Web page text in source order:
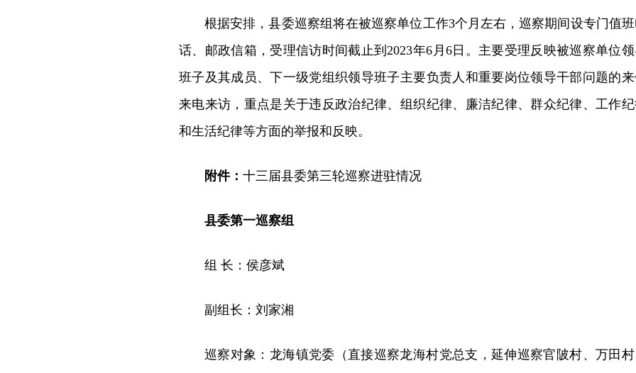
根据安排，县委巡察组将在被巡察单位工作3个月左右，巡察期间设专门值
话、邮政信箱，受理信访时间截止到2023年6月6日。主要受理反映被巡察单位
班子及其成员、下一级党组织领导班子主要负责人和重要岗位领导干部问题的
来电来访，重点是关于违反政治纪律、组织纪律、廉洁纪律、群众纪律、工作
和生活纪律等方面的举报和反映。
附件： 十三届县委第三轮巡察进驻情况
县委第一巡察组
组 长：侯彦斌
副组长：刘家湘
巡察对象：龙海镇党委（直接巡察龙海村党总支，延伸巡察官陂村、万田